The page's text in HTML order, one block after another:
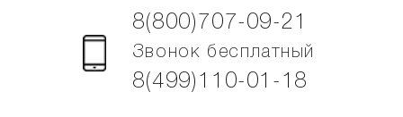
8(800)707-09-21
Звонок бесплатный
8(499)110-01-18